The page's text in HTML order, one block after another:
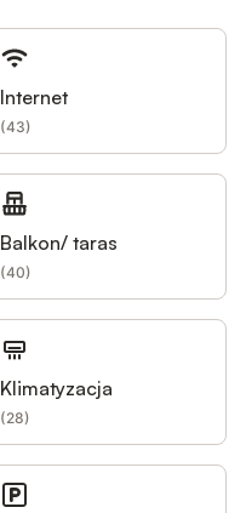
Internet
(43)
Balkon/ taras
(40)
Klimatyzacja
(28)